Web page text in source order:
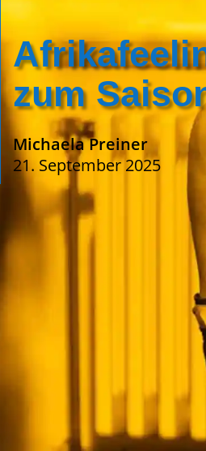
zum
Michaela Preiner
21. September 2025